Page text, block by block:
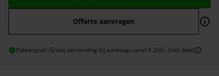
Offerte aanvragen
Pakketpost: Gratis verzending bij aankoop vanaf € 250,- (incl. btw)